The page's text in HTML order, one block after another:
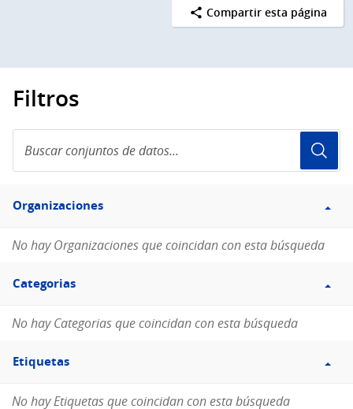
Compartir esta página
Filtros
conjuntos
de
Filtro
Organizaciones
Organizaciones
No hay Organizaciones que coincidan con esta búsqueda
Filtro
Categorias
Categorias
No hay Categorias que coincidan con esta búsqueda
Filtro
Etiquetas
Etiquetas
No hay Etiquetas que coincidan con esta búsqueda